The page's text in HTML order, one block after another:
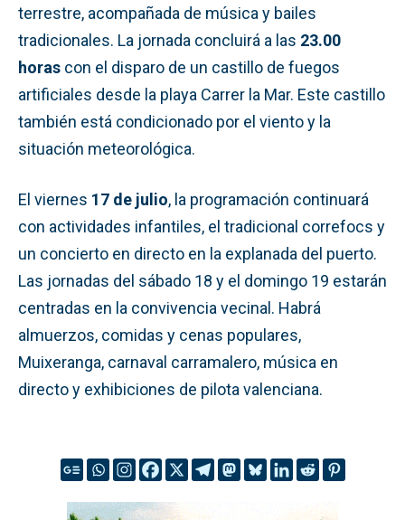
terrestre, acompañada de música y bailes
tradicionales. La jornada concluirá a las 23.00
horas con el disparo de un castillo de fuegos
artificiales desde la playa Carrer la Mar. Este castillo
también está condicionado por el viento y la
situación meteorológica.
El viernes 17 de julio, la programación continuará
con actividades infantiles, el tradicional correfocs y
un concierto en directo en la explanada del puerto.
Las jornadas del sábado 18 y el domingo 19 estarán
centradas en la convivencia vecinal. Habrá
almuerzos, comidas y cenas populares,
Muixeranga, carnaval carramalero, música en
directo y exhibiciones de pilota valenciana.